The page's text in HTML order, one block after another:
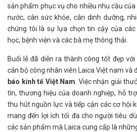
sản phẩm phục vụ cho nhiều nhu cầu
nước, cân sức khỏe, cân dinh dưỡng,
chúng tôi là sự lựa chọn tin cậy của
học, bệnh viện và các bà mẹ thông thái.
Buổi lễ đã diễn ra thành công tốt đẹp
cán bộ công nhân viên Laica Việt nam và
báo kinh tế Việt Nam. Việc nhận giải
tín, thương hiệu của doanh nghiệp, hỗ
thu hút nguồn lực và tiếp cận các cơ hội
mang đến lợi ích tối đa cho người tiêu
các sản phẩm mà Laica cung cấp là